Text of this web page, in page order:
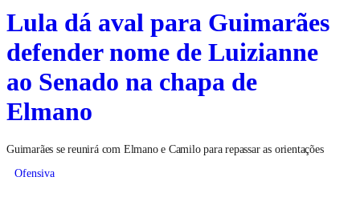
Lula dá aval para Guimarães
defender nome de Luizianne
ao Senado na chapa de
Elmano
Guimarães se reunirá com Elmano e Camilo para repassar as orientações
Ofensiva